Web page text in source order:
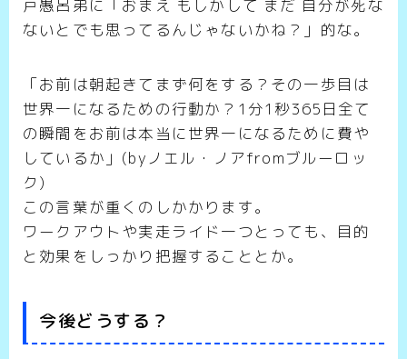
戸愚呂弟に「おまえ もしかして まだ 自分が死な
ないとでも思ってるんじゃないかね？」的な。
「お前は朝起きてまず何をする？その一歩目は
世界一になるための行動か？1分1秒365日全て
の瞬間をお前は本当に世界一になるために費や
しているか」(byノエル・ノアfromブルーロッ
ク)
この言葉が重くのしかかります。
ワークアウトや実走ライド一つとっても、目的
と効果をしっかり把握することとか。
今後どうする？